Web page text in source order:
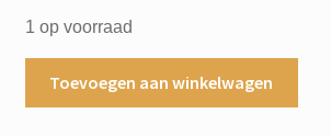
1 op voorraad
Toevoegen aan winkelwagen